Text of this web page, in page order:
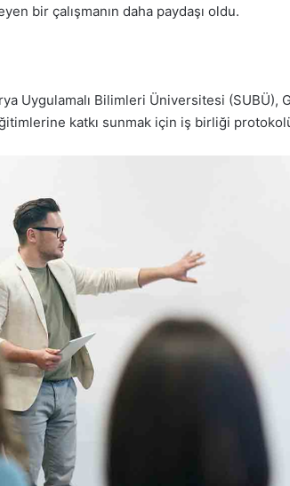
bir çalışmanın daha paydaşı oldu.
Uygulamalı Bilimleri Üniversitesi (SUBÜ),
katkı sunmak için iş birliği